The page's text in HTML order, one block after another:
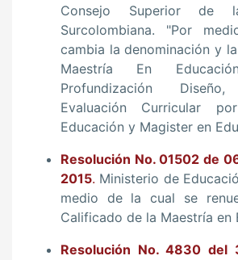
Consejo Superior de
Surcolombiana. "Por
cambia la denominación y
Maestría En
Profundización
Evaluación Curricular
Educación y Magister en
Resolución No. 01502 de
2015. Ministerio de
medio de la cual se
Calificado de la Maestría en
Resolución No. 4830 del